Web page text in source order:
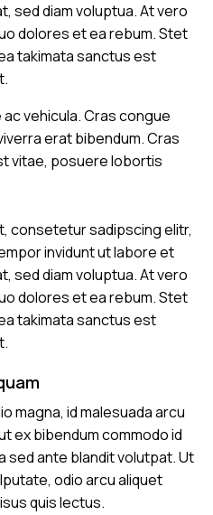
sed diam voluptua. At vero
dolores et ea rebum. Stet
takimata sanctus est
vehicula. Cras congue
erat bibendum. Cras
vitae, posuere lobortis
consetetur sadipscing elitr,
invidunt ut labore et
sed diam voluptua. At vero
dolores et ea rebum. Stet
takimata sanctus est
magna, id malesuada arcu
ex bibendum commodo id
sed ante blandit volutpat. Ut
odio arcu aliquet
quis lectus.